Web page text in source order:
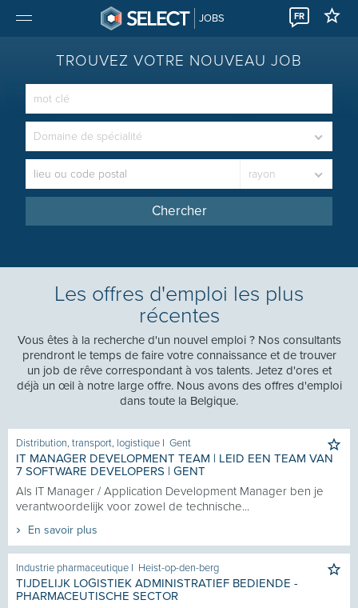
JOBS FR
TROUVEZ VOTRE NOUVEAU JOB
Domaine de spécialité
rayon
Chercher
Les offres d'emploi les plus
récentes
Vous êtes à la recherche d'un nouvel emploi ? Nos consultants
prendront le temps de faire votre connaissance et de trouver
un job de rêve correspondant à vos talents. Jetez d'ores et
déjà un œil à notre large offre. Nous avons des offres d'emploi
dans toute la Belgique.
Distribution, transport, logistique I Gent
IT MANAGER DEVELOPMENT TEAM | LEID EEN TEAM VAN
7 SOFTWARE DEVELOPERS | GENT
Als IT Manager / Application Development Manager ben je
verantwoordelijk voor zowel de technische...
En savoir plus
Industrie pharmaceutique I Heist-op-den-berg
TIJDELIJK LOGISTIEK ADMINISTRATIEF BEDIENDE -
PHARMACEUTISCHE SECTOR